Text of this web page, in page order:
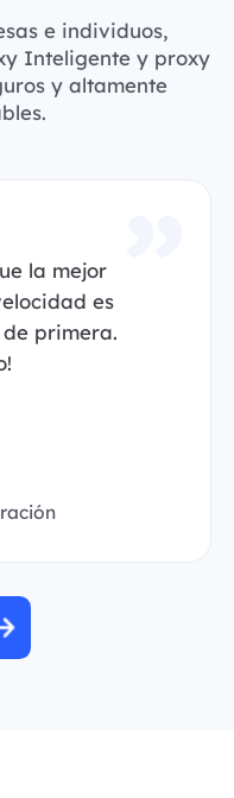
e individuos,
Inteligente y proxy
y altamente
la mejor
es
primera.